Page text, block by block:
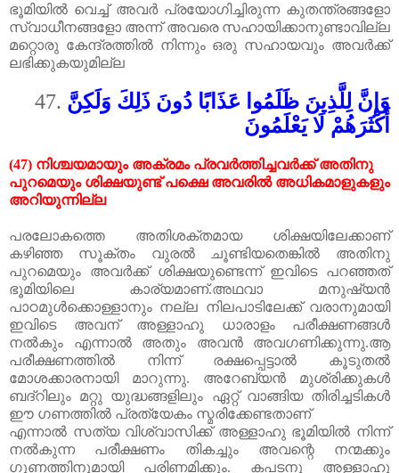
ഭൂമിയിൽ വെച്ച് അവർ പ്രയോഗിച്ചിരുന്ന കുതന്ത്രങ്ങളോ
സ്വാധീനങ്ങളോ അന്ന് അവരെ സഹായിക്കാനുണ്ടാവില്ല
മറ്റൊരു കേന്ദ്രത്തിൽ നിന്നും ഒരു സഹായവും അവർക്ക്
ലഭിക്കുകയുമില്ല
47. وَإِنَّ لِلَّذِينَ ظَلَمُوا عَذَابًا دُونَ ذَلِكَ وَلَكِنَّ
أَكْثَرَهُمْ لَا يَعْلَمُونَ
(47) നിശ്ചയമായും അക്രമം പ്രവർത്തിച്ചവർക്ക് അതിനു
പുറമെയും ശിക്ഷയുണ്ട് പക്ഷെ അവരിൽ അധികമാളുകളും
അറിയുന്നില്ല
പരലോകത്തെ അതിശക്തമായ ശിക്ഷയിലേക്കാണ്
കഴിഞ്ഞ സൂക്തം വുരൽ ചൂണ്ടിയതെങ്കിൽ അതിനു
പുറമെയും അവർക്ക് ശിക്ഷയുണ്ടെന്ന് ഇവിടെ പറഞ്ഞത്
ഭൂമിയിലെ കാര്യമാണ്.അഥവാ മനുഷ്യൻ
പാഠമുൾക്കൊള്ളാനും നല്ല നിലപാടിലേക്ക് വരാനുമായി
ഇവിടെ അവന് അള്ളാഹു ധാരാളം പരീക്ഷണങ്ങൾ
നൽകും എന്നാൽ അതും അവൻ അവഗണിക്കുന്നു.ആ
പരീക്ഷണത്തിൽ നിന്ന് രക്ഷപ്പെട്ടാൽ കൂടുതൽ
മോശക്കാരനായി മാറുന്നു. അറേബ്യൻ മുശ്‌രിക്കുകൾ
ബദ്‌റിലും മറ്റു യുദ്ധങ്ങളിലും ഏറ്റ് വാങ്ങിയ തിരിച്ചടികൾ
ഈ ഗണത്തിൽ പ്രത്യേകം സ്മരിക്കേണ്ടതാണ്
എന്നാൽ സത്യ വിശ്വാസിക്ക് അള്ളാഹു ഭൂമിയിൽ നിന്ന്
നൽകുന്ന പരീക്ഷണം തികച്ചും അവന്റെ നന്മക്കും
ഗുണത്തിനുമായി പരിണമിക്കും. കപടനു അള്ളാഹു